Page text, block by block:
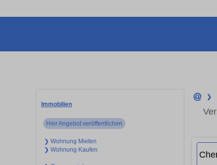
Immobilien
Hier Angebot veröffentlichen
❯ Wohnung Mieten
❯ Wohnung Kaufen
❯